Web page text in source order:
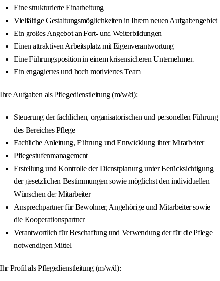
Eine strukturierte Einarbeitung
Vielfältige Gestaltungsmöglichkeiten in Ihrem neuen Aufgabengebiet
Ein großes Angebot an Fort- und Weiterbildungen
Einen attraktiven Arbeitsplatz mit Eigenverantwortung
Eine Führungsposition in einem krisensicheren Unternehmen
Ein engagiertes und hoch motiviertes Team
Ihre Aufgaben als Pflegedienstleitung (m/w/d):
Steuerung der fachlichen, organisatorischen und personellen Führung
des Bereiches Pflege
Fachliche Anleitung, Führung und Entwicklung ihrer Mitarbeiter
Pflegestufenmanagement
Erstellung und Kontrolle der Dienstplanung unter Berücksichtigung
der gesetzlichen Bestimmungen sowie möglichst den individuellen
Wünschen der Mitarbeiter
Ansprechpartner für Bewohner, Angehörige und Mitarbeiter sowie
die Kooperationspartner
Verantwortlich für Beschaffung und Verwendung der für die Pflege
notwendigen Mittel
Ihr Profil als Pflegedienstleitung (m/w/d):